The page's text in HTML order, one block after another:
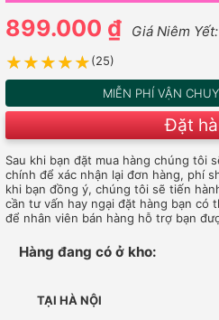
899.000 ₫ Giá Niêm Yết:
★★★★★
★★★★★(25)
MIỄN PHÍ VẬN
Đặt
Sau khi bạn đặt mua hàng chúng tôi
chính để xác nhận lại đơn hàng, phí
khi bạn đồng ý, chúng tôi sẽ tiến
cần tư vấn hay ngại đặt hàng bạn có
để nhân viên bán hàng hỗ trợ bạn
Hàng đang có ở kho:
TẠI HÀ NỘI